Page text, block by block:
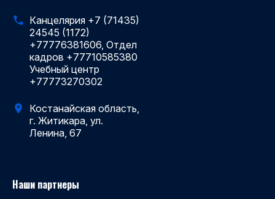
Канцелярия +7 (71435)
24545 (1172)
+77776381606, Отдел
кадров +77710585380
Учебный центр
+77773270302
Костанайская область,
г. Житикара, ул.
Ленина, 67
Наши партнеры